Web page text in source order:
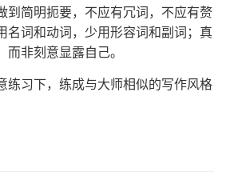
到简明扼要，不应有冗词，不应有赘
名词和动词，少用形容词和副词；真
非刻意显露自己。
练习下，练成与大师相似的写作风格